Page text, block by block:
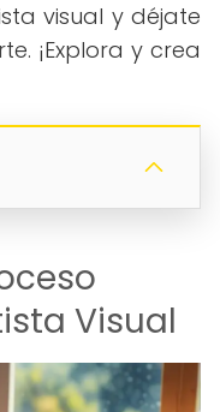
visual y déjate
¡Explora y crea
Visual